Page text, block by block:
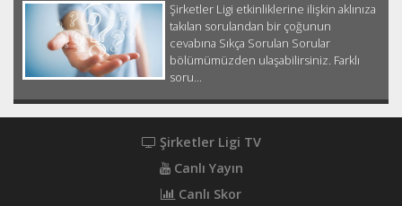
Şirketler Ligi etkinliklerine ilişkin aklınıza
takılan sorulandan bir çoğunun
cevabına Sıkça Sorulan Sorular
bölümümüzden ulaşabilirsiniz. Farklı
soru...
Şirketler Ligi TV
Canlı Yayın
Canlı Skor